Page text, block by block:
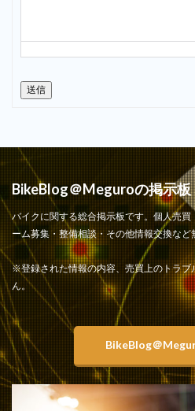
送信
BikeBlog＠Meguroの掲示板
バイクに関する総合掲示板です。個人売
ーム募集・整備相談・その他情報交換な
※登録された情報の内容、売買上のトラブ
ん。
BikeBlog＠